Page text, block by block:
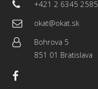
+421 2 6345 2585
okat@okat.sk
Bohrova 5
851 01 Bratislava